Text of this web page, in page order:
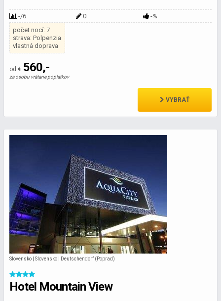
-/6 0
-%
počet nocí: 7
strava: Polpenzia
vlastná doprava
od € 560,-
za osobu vrátane poplatkov
VYBRAŤ
Slovensko | Slovensko | Deutschendorf (Poprad)
Hotel Mountain View